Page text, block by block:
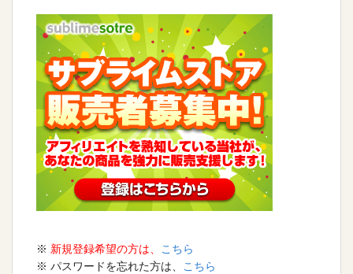
※ 新規登録希望の方は、
こちら
※ パスワードを忘れた方は、
こちら